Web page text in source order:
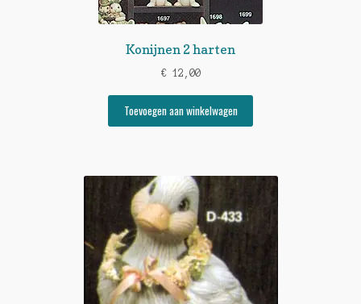
Konijnen 2 harten
€ 12,00
Toevoegen aan winkelwagen